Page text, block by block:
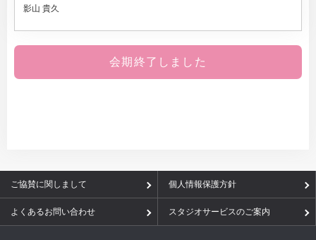
影山 貴久
会期終了しました
ご協賛に関しまして 個人情報保護方針
よくあるお問い合わせ スタジオサービスのご案内